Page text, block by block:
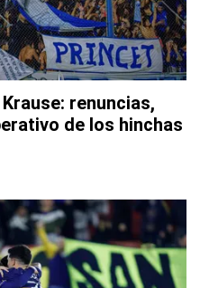
renuncias,
de los hinchas